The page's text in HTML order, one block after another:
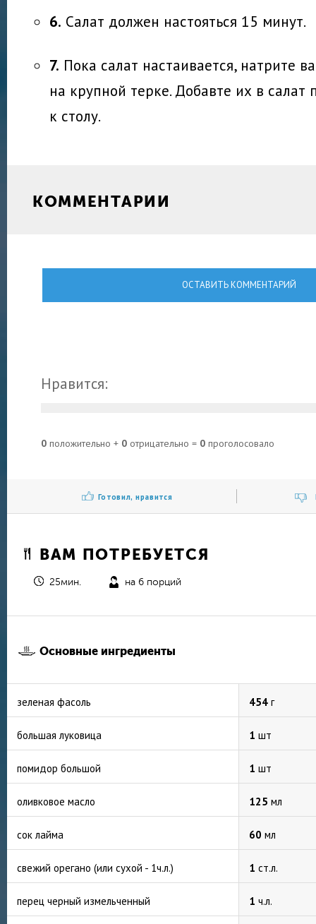
6. Салат должен настояться 15 минут.
7. Пока салат настаивается, натрите
на крупной терке. Добавте их в салат
к столу.
КОММЕНТАРИИ
ОСТАВИТЬ КОММЕНТАРИЙ
Нравится:
0 положительно + 0 отрицательно = 0 проголосовало
Готовил, нравится
ВАМ ПОТРЕБУЕТСЯ
25мин. на 6 порций
Основные ингредиенты
зеленая фасоль 454 г
большая луковица 1 шт
помидор большой 1 шт
оливковое масло 125 мл
сок лайма 60 мл
свежий орегано (или сухой - 1ч.л.) 1 ст.л.
перец черный измельченный 1 ч.л.